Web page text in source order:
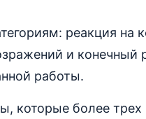
реакция на
и конечный
работы.
которые более трех